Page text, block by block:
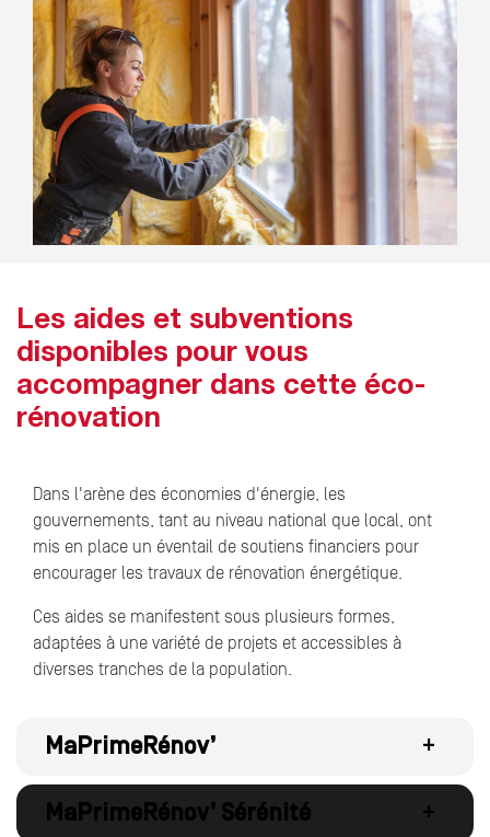
Les aides et subventions
disponibles pour vous
accompagner dans cette éco-
rénovation
Dans l'arène des économies d'énergie, les
gouvernements, tant au niveau national que local, ont
mis en place un éventail de soutiens financiers pour
encourager les travaux de rénovation énergétique.
Ces aides se manifestent sous plusieurs formes,
adaptées à une variété de projets et accessibles à
diverses tranches de la population.
MaPrimeRénov’ +
MaPrimeRénov’ Sérénité +